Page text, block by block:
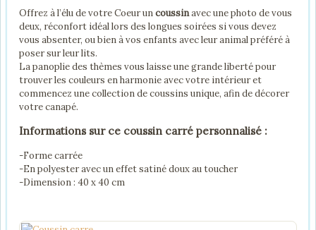
Offrez à l’élu de votre Coeur uncoussinavec une photo de vous
deux, réconfort idéal lors des longues soirées si vous devez
vous absenter, ou bien à vos enfants avec leur animal préféré à
poser sur leur lits.
La panoplie des thèmes vous laisse une grande liberté pour
trouver les couleurs en harmonie avec votre intérieur et
commencez une collection de coussins unique, afin de décorer
votre canapé.
Informations sur ce coussin carré personnalisé :
-Forme carrée
-En polyester avec un effet satiné doux au toucher
-Dimension : 40 x 40 cm